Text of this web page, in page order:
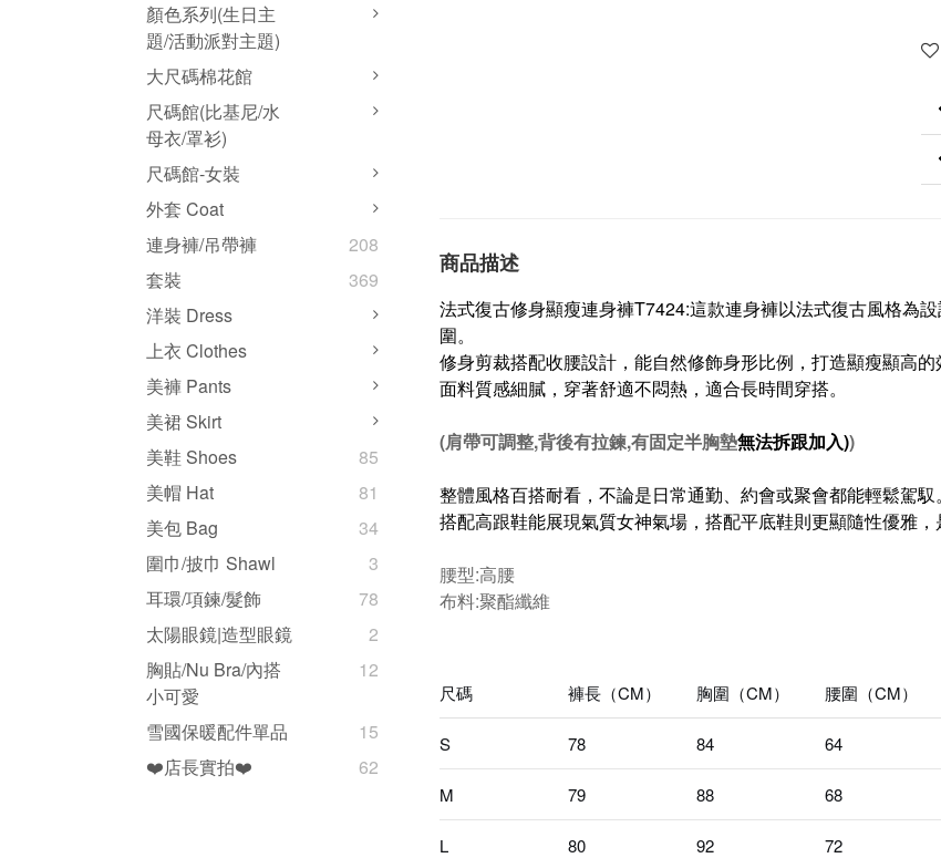
顏色系列(生日主
題/活動派對主題)
大尺碼棉花館
尺碼館(比基尼/水
母衣/罩衫)
尺碼館-女裝
外套 Coat
連身褲/吊帶褲
208
套裝
369
洋裝 Dress
上衣 Clothes
美褲 Pants
美裙 Skirt
美鞋 Shoes
85
美帽 Hat
81
美包 Bag
34
圍巾/披巾 Shawl
3
耳環/項鍊/髮飾
78
太陽眼鏡|造型眼鏡
2
胸貼/Nu Bra/內搭
小可愛
12
雪國保暖配件單品
15
❤️店長實拍❤️
62
商品描述
法式復古修身顯瘦連身褲T7424:這款連身褲以法式復古風格為
圍。
修身剪裁搭配收腰設計，能自然修飾身形比例，打造顯瘦顯高的
面料質感細膩，穿著舒適不悶熱，適合長時間穿搭。
(肩帶可調整,背後有拉鍊,有固定半胸墊無法拆跟加入))
整體風格百搭耐看，不論是日常通勤、約會或聚會都能輕鬆駕馭。
搭配高跟鞋能展現氣質女神氣場，搭配平底鞋則更顯隨性優雅，
腰型:高腰
布料:聚酯纖維
尺碼 褲長（CM） 胸圍（CM） 腰圍（CM）
S 78 84 64
M 79 88 68
L 80 92 72